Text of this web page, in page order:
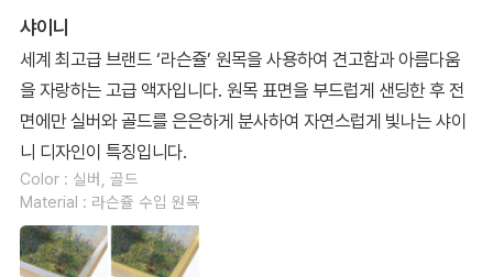
샤이니
세계 최고급 브랜드 ‘라슨쥴’ 원목을 사용하여 견고함과 아름다움
을 자랑하는 고급 액자입니다. 원목 표면을 부드럽게 샌딩한 후 전
면에만 실버와 골드를 은은하게 분사하여 자연스럽게 빛나는 샤이
니 디자인이 특징입니다.
Color : 실버, 골드
Material : 라슨쥴 수입 원목